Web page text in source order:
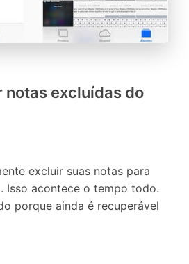
notas excluídas do
excluir suas notas para
Isso acontece o tempo todo.
porque ainda é recuperável